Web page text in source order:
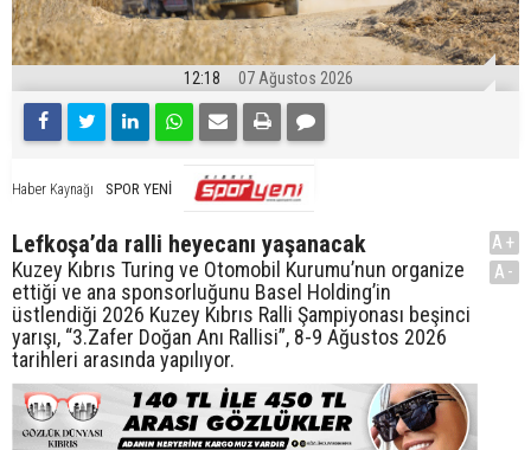
12:18 07 Ağustos 2026
Haber Kaynağı SPOR YENİ
Lefkoşa’da ralli heyecanı yaşanacak
Kuzey Kıbrıs Turing ve Otomobil Kurumu’nun organize
ettiği ve ana sponsorluğunu Basel Holding’in
üstlendiği 2026 Kuzey Kıbrıs Ralli Şampiyonası beşinci
yarışı, “3.Zafer Doğan Anı Rallisi”, 8-9 Ağustos 2026
tarihleri arasında yapılıyor.
A+
A-